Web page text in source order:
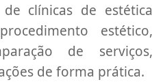
clínicas de estética
estético,
de serviços,
de forma prática.